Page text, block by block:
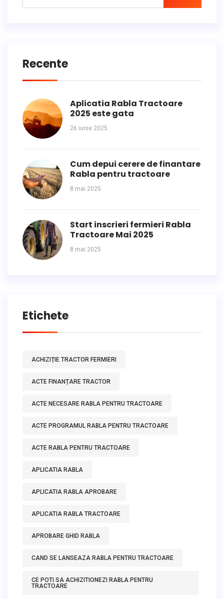
Recente
Aplicatia Rabla Tractoare
2025 este gata
26 iunie 2025
Cum depui cerere de finantare
Rabla pentru tractoare
8 mai 2025
Start inscrieri fermieri Rabla
Tractoare Mai 2025
8 mai 2025
Etichete
ACHIZIȚIE TRACTOR FERMIERI
ACTE FINANȚARE TRACTOR
ACTE NECESARE RABLA PENTRU TRACTOARE
ACTE PROGRAMUL RABLA PENTRU TRACTOARE
ACTE RABLA PENTRU TRACTOARE
APLICATIA RABLA
APLICATIA RABLA APROBARE
APLICATIA RABLA TRACTOARE
APROBARE GHID RABLA
CAND SE LANSEAZA RABLA PENTRU TRACTOARE
CE POTI SA ACHIZITIONEZI RABLA PENTRU
TRACTOARE